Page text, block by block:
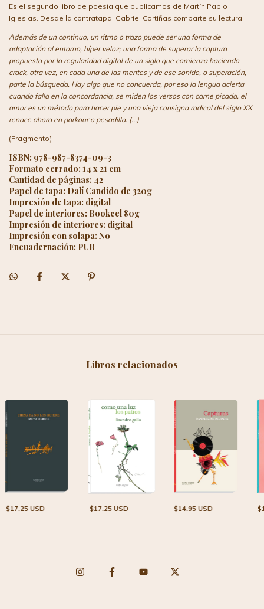
Es el segundo libro de poesía que publicamos de Martín Pablo
Iglesias. Desde la contratapa, Gabriel Cortiñas comparte su lectura:
Además de un continuo, un ritmo o trazo puede ser una forma de
adaptación al entorno, híper veloz; una forma de superar la captura
propuesta por la regularidad digital de un siglo que comienza haciendo
crack, otra vez, en cada una de las mentes y de ese sonido, o superación,
parte la búsqueda. Hay algo que no concuerda, por eso la lengua acierta
cuando falla en la concordancia, se miden los versos con carne picada, el
amor es un método para hacer pie y una vieja consigna radical del siglo XX
renace ahora en parkour o pesadilla. (...)
(Fragmento)
ISBN: 978-987-8374-09-3
Formato cerrado: 14 x 21 cm
Cantidad de páginas: 42
Papel de tapa: Dalí Candido de 320g
Impresión de tapa: digital
Papel de interiores: Bookcel 80g
Impresión de interiores: digital
Impresión con solapa: No
Encuadernación: PUR
Libros relacionados
$17.25 USD $17.25 USD $14.95 USD